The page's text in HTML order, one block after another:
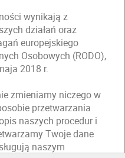
wynikają z
działań oraz
europejskiego
Osobowych (RODO),
2018 r.
zmieniamy niczego w
przetwarzania
naszych procedur i
Twoje dane
naszym